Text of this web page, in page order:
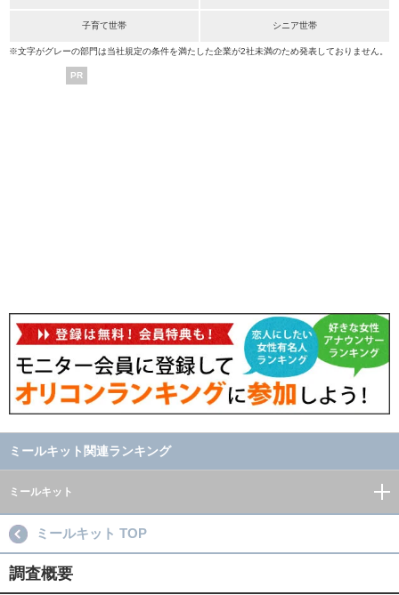
子育て世帯 シニア世帯
※文字がグレーの部門は当社規定の条件を満たした企業が2社未満のため発表しておりません。
PR
ミールキット関連ランキング
ミールキット
ミールキット TOP
調査概要